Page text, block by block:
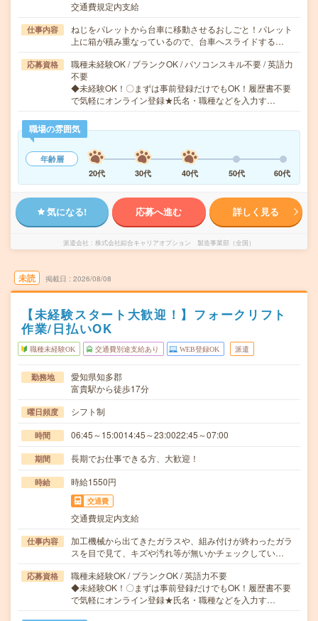
交通費規定内支給
仕事内容
ねじをパレットから台車に移動させるおしごと！パレット
上に箱が積み重なっているので、台車へスライドする…
応募資格
職種未経験OK / ブランクOK / パソコンスキル不要 / 英語力
不要
◆未経験OK！〇まずは事前登録だけでもOK！履歴書不要
で気軽にオンライン登録★氏名・職種などを入力す…
職場の雰囲気
年齢層
20代
30代 40代 50代 60代
気になる! 応募へ進む 詳しく見る
派遣会社 株式会社綜合キャリアオプション 製造事業部（全国）
未読 掲載日 2026/08/08
【未経験スタート大歓迎！】フォークリフト
作業/日払いOK
職種未経験OK 交通費別途支給あり WEB登録OK 派遣
勤務地
愛知県知多郡
富貴駅から徒歩17分
曜日頻度 シフト制
時間 06:45～15:0014:45～23:0022:45～07:00
期間 長期でお仕事できる方、大歓迎！
時給 時給1550円
交通費
交通費規定内支給
仕事内容
加工機械から出てきたガラスや、組み付けが終わったガラ
スを目で見て、キズや汚れ等が無いかチェックしてい…
応募資格
職種未経験OK / ブランクOK / 英語力不要
◆未経験OK！〇まずは事前登録だけでもOK！履歴書不要
で気軽にオンライン登録★氏名・職種などを入力す…